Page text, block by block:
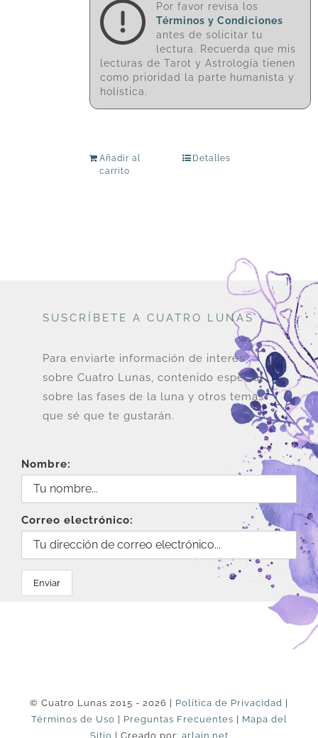
Por favor revisa los
Términos y Condiciones
antes de solicitar tu
lectura. Recuerda que mis
lecturas de Tarot y Astrología tienen
como prioridad la parte humanista y
holística.
Añadir al
carrito
Detalles
SUSCRÍBETE A CUATRO LUNAS
Para enviarte información de interés
sobre Cuatro Lunas, contenido especial
sobre las fases de la luna y otros temas
que sé que te gustarán.
Nombre:
Correo electrónico:
© Cuatro Lunas 2015 - 2026 | Política de Privacidad
Términos de Uso
Preguntas Frecuentes
Mapa del
Sitio | Creado por: arlain.net